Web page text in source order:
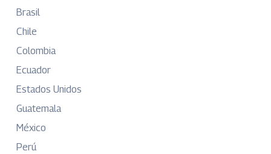
Brasil
Chile
Colombia
Ecuador
Estados Unidos
Guatemala
México
Perú